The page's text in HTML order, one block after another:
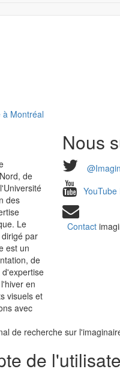
Montréal
de
des
Le
par
est un
de
en
visuels et
avec
Nous
Contact
de recherche sur
de